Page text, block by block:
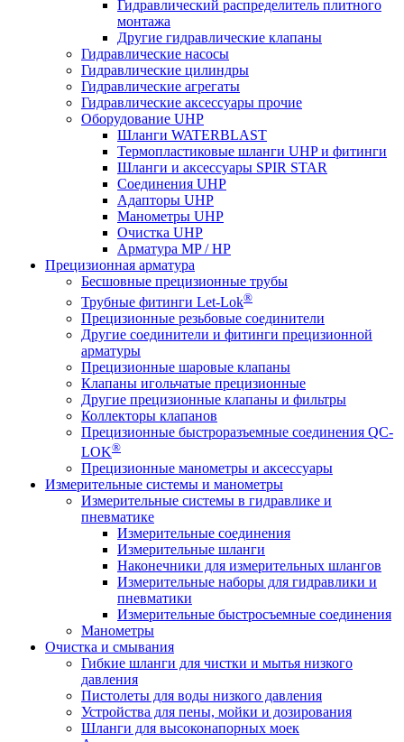
Гидравлический распределитель плитного
монтажа
Другие гидравлические клапаны
Гидравлические насосы
Гидравлические цилиндры
Гидравлические агрегаты
Гидравлические аксессуары прочие
Оборудование UHP
Шланги WATERBLAST
Термопластиковые шланги UHP и фитинги
Шланги и аксессуары SPIR STAR
Соединения UHP
Адапторы UHP
Манометры UHP
Очистка UHP
Арматура MP / HP
Прецизионная арматура
Бесшовные прецизионные трубы
Трубные фитинги Let-Lok®
Прецизионные резьбовые соединители
Другие соединители и фитинги прецизионной
арматуры
Прецизионные шаровые клапаны
Клапаны игольчатые прецизионные
Другие прецизионные клапаны и фильтры
Коллекторы клапанов
Прецизионные быстроразъемные соединения QC-
LOK®
Прецизионные манометры и аксессуары
Измерительные системы и манометры
Измерительные системы в гидравлике и
пневматике
Измерительные соединения
Измерительные шланги
Наконечники для измерительных шлангов
Измерительные наборы для гидравлики и
пневматики
Измерительные быстросъемные соединения
Манометры
Очистка и смывания
Гибкие шланги для чистки и мытья низкого
давления
Пистолеты для воды низкого давления
Устройства для пены, мойки и дозирования
Шланги для высоконапорных моек